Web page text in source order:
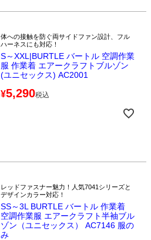
体への接触を防ぐ両サイドファン設計、フル
ハーネスにも対応！
S～XXL|BURTLE バートル 空調作業
服 作業着 エアークラフトブルゾン
(ユニセックス) AC2001
¥5,290税込
レッドファスナー魅力！人気7041シリーズと
デザインカラー対応！
SS～3L BURTLE バートル 作業着
空調作業服 エアークラフト半袖ブル
ゾン（ユニセックス） AC7146 服の
み